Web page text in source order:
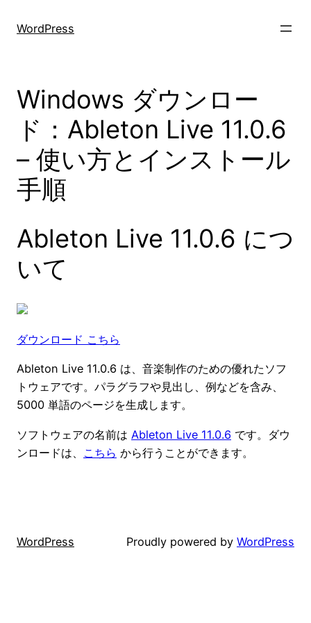
WordPress
Windows ダウンロー
ド：Ableton Live 11.0.6
– 使い方とインストール
手順
Ableton Live 11.0.6 につ
いて
ダウンロード こちら
Ableton Live 11.0.6 は、音楽制作のための優れたソフ
トウェアです。パラグラフや見出し、例などを含み、
5000 単語のページを生成します。
ソフトウェアの名前は Ableton Live 11.0.6 です。ダウ
ンロードは、 こちら から行うことができます。
WordPress Proudly powered by WordPress